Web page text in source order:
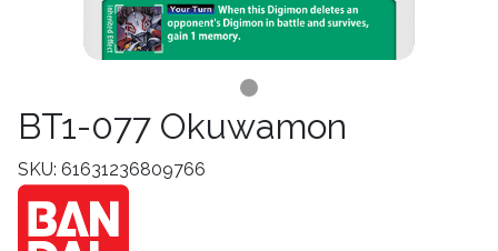
BT1-077 Okuwamon
SKU: 61631236809766